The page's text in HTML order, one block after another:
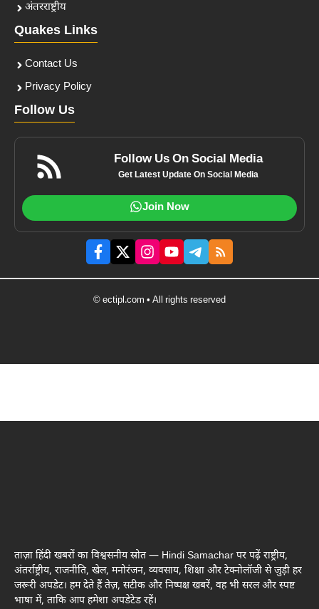
अंतरराष्ट्रीय
Quakes Links
Contact Us
Privacy Policy
Follow Us
Follow Us On Social Media
Get Latest Update On Social Media
Join Now
© ectipl.com • All rights reserved
ताज़ा हिंदी खबरों का विश्वसनीय स्रोत — Hindi Samachar पर पढ़ें राष्ट्रीय,
अंतर्राष्ट्रीय, राजनीति, खेल, मनोरंजन, व्यवसाय, शिक्षा और टेक्नोलॉजी से जुड़ी हर
जरूरी अपडेट। हम देते हैं तेज़, सटीक और निष्पक्ष खबरें, वह भी सरल और स्पष्ट
भाषा में, ताकि आप हमेशा अपडेटेड रहें।